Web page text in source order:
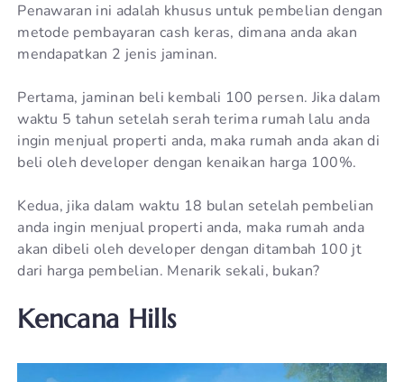
Penawaran ini adalah khusus untuk pembelian dengan
metode pembayaran cash keras, dimana anda akan
mendapatkan 2 jenis jaminan.
Pertama, jaminan beli kembali 100 persen. Jika dalam
waktu 5 tahun setelah serah terima rumah lalu anda
ingin menjual properti anda, maka rumah anda akan di
beli oleh developer dengan kenaikan harga 100%.
Kedua, jika dalam waktu 18 bulan setelah pembelian
anda ingin menjual properti anda, maka rumah anda
akan dibeli oleh developer dengan ditambah 100 jt
dari harga pembelian. Menarik sekali, bukan?
Kencana Hills